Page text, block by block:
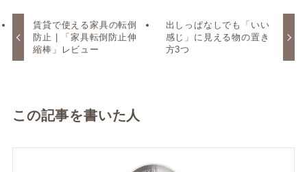
賃貸で使える家具の転倒
防止 | 「家具転倒防止伸
縮棒」レビュー
出しっぱなしでも「いい
感じ」に見える物の置き
方3つ
この記事を書いた人